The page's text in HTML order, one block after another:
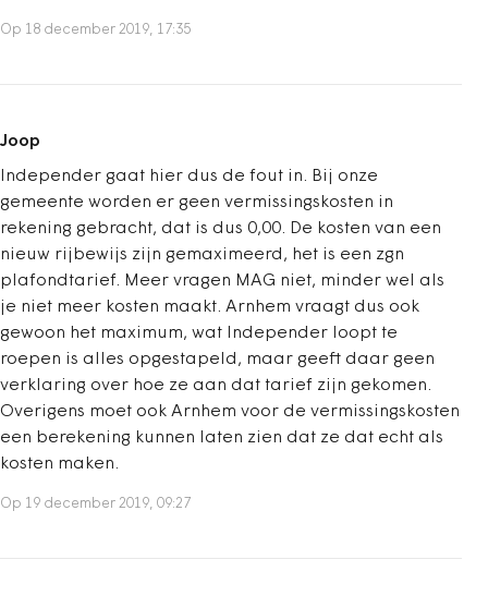
Op 18 december 2019, 17:35
Joop
Independer gaat hier dus de fout in. Bij onze
gemeente worden er geen vermissingskosten in
rekening gebracht, dat is dus 0,00. De kosten van een
nieuw rijbewijs zijn gemaximeerd, het is een zgn
plafondtarief. Meer vragen MAG niet, minder wel als
je niet meer kosten maakt. Arnhem vraagt dus ook
gewoon het maximum, wat Independer loopt te
roepen is alles opgestapeld, maar geeft daar geen
verklaring over hoe ze aan dat tarief zijn gekomen.
Overigens moet ook Arnhem voor de vermissingskosten
een berekening kunnen laten zien dat ze dat echt als
kosten maken.
Op 19 december 2019, 09:27